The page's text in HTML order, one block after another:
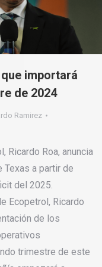
importará
de 2024
Ramirez
Ricardo Roa, anuncia
a partir de
del 2025.
Ecopetrol, Ricardo
de los
trimestre de este